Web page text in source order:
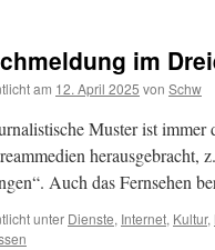
im
am 12. April 2025 von Schw
Muster ist immer
herausgebracht,
Auch das Fernsehen
unter Dienste, Internet, Kultur,